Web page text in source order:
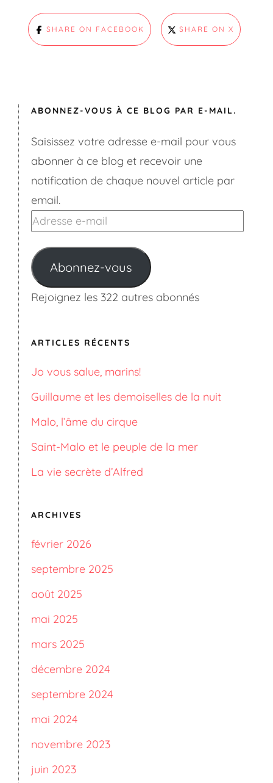
SHARE ON FACEBOOK SHARE ON X
ABONNEZ-VOUS À CE BLOG PAR E-MAIL.
Saisissez votre adresse e-mail pour vous
abonner à ce blog et recevoir une
notification de chaque nouvel article par
email.
Adresse
mail
Abonnez-vous
Rejoignez les 322 autres abonnés
ARTICLES RÉCENTS
Jo vous salue, marins!
Guillaume et les demoiselles de la nuit
Malo, l’âme du cirque
Saint-Malo et le peuple de la mer
La vie secrète d’Alfred
ARCHIVES
février 2026
septembre 2025
août 2025
mai 2025
mars 2025
décembre 2024
septembre 2024
mai 2024
novembre 2023
juin 2023